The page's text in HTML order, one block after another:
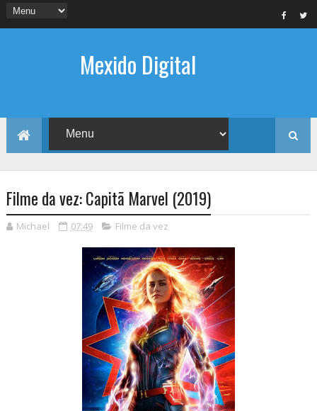
Mexido Digital
Filme da vez: Capitã Marvel (2019)
Michael 07:49 Filme da vez